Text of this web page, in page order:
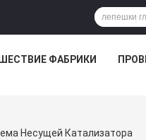
ФАБРИКИ
Несущей Катализатора